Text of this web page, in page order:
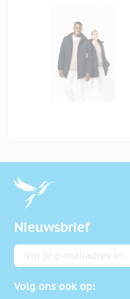
Nieuwsbrief
E-mailadres
Volg ons ook op: